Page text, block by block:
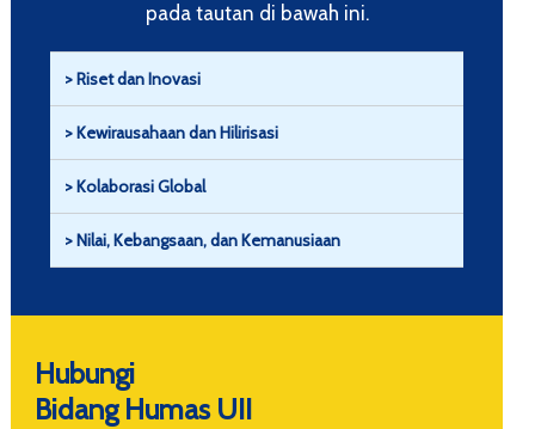
pada tautan di bawah ini.
> Riset dan Inovasi
> Kewirausahaan dan Hilirisasi
> Kolaborasi Global
> Nilai, Kebangsaan, dan Kemanusiaan
Hubungi
Bidang Humas UII